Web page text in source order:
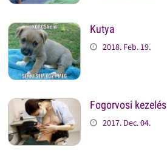
Kutya
2018. Feb. 19.
Fogorvosi kezelés
2017. Dec. 04.